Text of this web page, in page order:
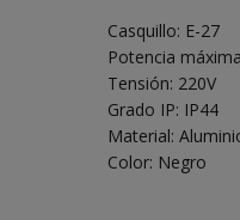
Casquillo: E-27
Potencia
Tensión: 220V
Grado IP: IP44
Material:
Color: Negro